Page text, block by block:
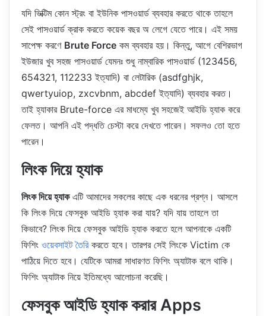
যদি ভিক্টিম কোন স্ট্রং বা ইউনিক পাসওয়ার্ড ব্যবহার করতে থাকে তাহলে
সেই পাসওয়ার্ড ক্রাক করতে কয়েক বছর অ লেগে যেতে পারে। এই সময়
সাপেক্ষ করণে Brute Force কম ব্যবহার হয়। কিন্তু, আগে বেশিরভাগ
ইউজার খুব সহজ পাসওয়ার্ড যেমনঃ শুধু নাম্বারিক পাসওয়ার্ড (123456,
654321, 112233 ইত্যাদি) বা লেটারিক (asdfghjk,
qwertyuiop, zxcvbnm, abcdef ইত্যাদি) ব্যবহার করত।
তাই হ্যাকার Brute-force এর মাধম্যে খুব সহজেই আইডি হ্যাক করে
ফেলত। আপনি এই পদ্ধতি চেস্টা করে দেখতে পারেন। সফলও তো হতে
পারেন।
লিংক দিয়ে হ্যাক
লিংক দিয়ে হ্যাকএটি আমাদের সকলের কাছে এক ধরনের প্রশ্ন। আসলে
কি লিংক দিয়ে ফেসবুক আইডি হ্যাক করা যায়? যদি যায় তাহলে তা
কিভাবে? লিংক দিয়ে ফেসবুক আইডি হ্যাক করতে হলে আপনাকে একটি
ফিশিং ওয়েবসাইট তৈরিকরতে হবে। তারপর সেই লিংকে Victim কে
পাঠিয়ে দিতে হবে। যেটিকে আমরা সাধারণত ফিশিং অ্যাটাক বলে থাকি।
ফিশিং অ্যাটাক নিয়ে ইতিমধ্যে আলোচনা করেছি।
ফেসবুক আইডি হ্যাক করার Apps